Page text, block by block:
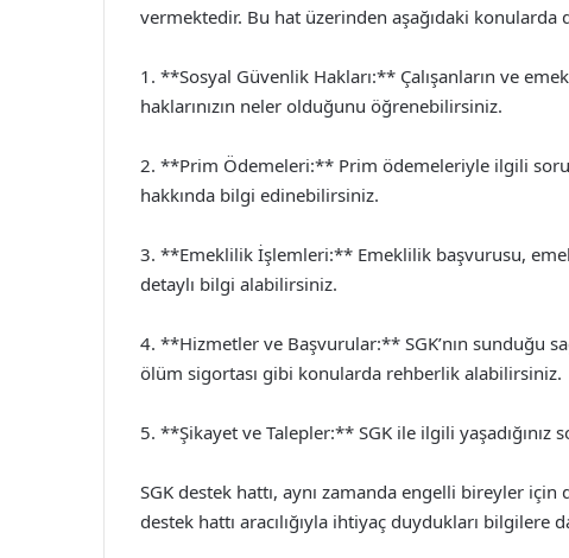
vermektedir. Bu hat üzerinden aşağıdaki konularda
1. **Sosyal Güvenlik Hakları:** Çalışanların ve
haklarınızın neler olduğunu öğrenebilirsiniz.
2. **Prim Ödemeleri:** Prim ödemeleriyle ilgili
hakkında bilgi edinebilirsiniz.
3. **Emeklilik İşlemleri:** Emeklilik başvurusu,
detaylı bilgi alabilirsiniz.
4. **Hizmetler ve Başvurular:** SGK’nın sunduğu
ölüm sigortası gibi konularda rehberlik alabilirsiniz.
5. **Şikayet ve Talepler:** SGK ile ilgili
SGK destek hattı, aynı zamanda engelli bireyler
destek hattı aracılığıyla ihtiyaç duydukları bilgilere